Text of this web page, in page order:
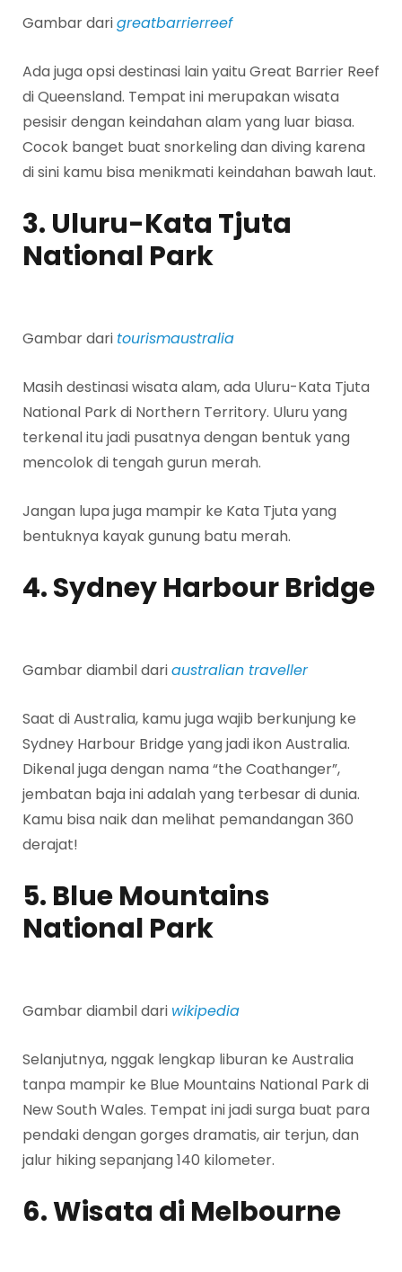
Gambar darigreatbarrierreef
Ada juga opsi destinasi lain yaitu Great Barrier Reef
di Queensland. Tempat ini merupakan wisata
pesisir dengan keindahan alam yang luar biasa.
Cocok banget buat snorkeling dan diving karena
di sini kamu bisa menikmati keindahan bawah laut.
3. Uluru-Kata Tjuta
National Park
Gambar dari tourismaustralia
Masih destinasi wisata alam, ada Uluru-Kata Tjuta
National Park di Northern Territory. Uluru yang
terkenal itu jadi pusatnya dengan bentuk yang
mencolok di tengah gurun merah.
Jangan lupa juga mampir ke Kata Tjuta yang
bentuknya kayak gunung batu merah.
4. Sydney Harbour Bridge
Gambar diambil dariaustralian traveller
Saat di Australia, kamu juga wajib berkunjung ke
Sydney Harbour Bridge yang jadi ikon Australia.
Dikenal juga dengan nama “the Coathanger”,
jembatan baja ini adalah yang terbesar di dunia.
Kamu bisa naik dan melihat pemandangan 360
derajat!
5. Blue Mountains
National Park
Gambar diambil dari wikipedia
Selanjutnya, nggak lengkap liburan ke Australia
tanpa mampir ke Blue Mountains National Park di
New South Wales. Tempat ini jadi surga buat para
pendaki dengan gorges dramatis, air terjun, dan
jalur hiking sepanjang 140 kilometer.
6. Wisata di Melbourne